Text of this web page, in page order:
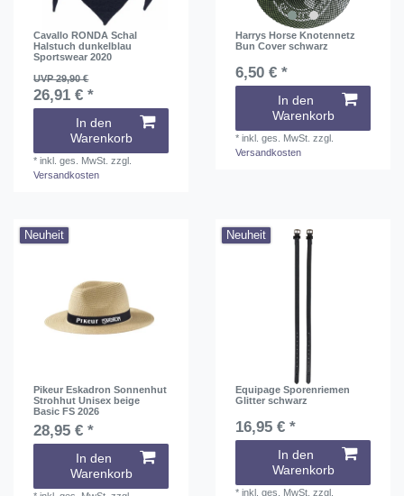
Cavallo RONDA Schal
Halstuch dunkelblau
Sportswear 2020
UVP 29,90 €
26,91 € *
In den
Warenkorb
*inkl. ges. MwSt. zzgl.
Versandkosten
Harrys Horse Knotennetz
Bun Cover schwarz
6,50 € *
In den
Warenkorb
*inkl. ges. MwSt. zzgl.
Versandkosten
Neuheit
Pikeur Eskadron Sonnenhut
Strohhut Unisex beige
Basic FS 2026
28,95 € *
In den
Warenkorb
Neuheit
Equipage Sporenriemen
Glitter schwarz
16,95 € *
In den
Warenkorb
*inkl. ges. MwSt. zzgl.